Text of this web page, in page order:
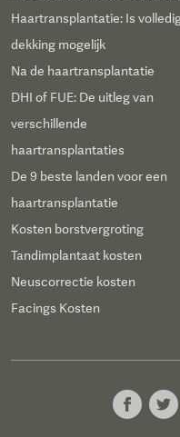
Haartransplantatie: Is
dekking mogelijk
Na de haartransplantatie
DHI of FUE: De uitleg van
verschillende
haartransplantaties
De 9 beste landen voor een
haartransplantatie
Kosten borstvergroting
Tandimplantaat kosten
Neuscorrectie kosten
Facings Kosten